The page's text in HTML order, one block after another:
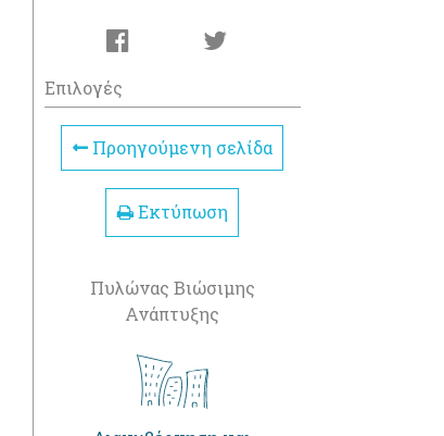
Επιλογές
Προηγούμενη σελίδα
Εκτύπωση
Πυλώνας Βιώσιμης
Ανάπτυξης